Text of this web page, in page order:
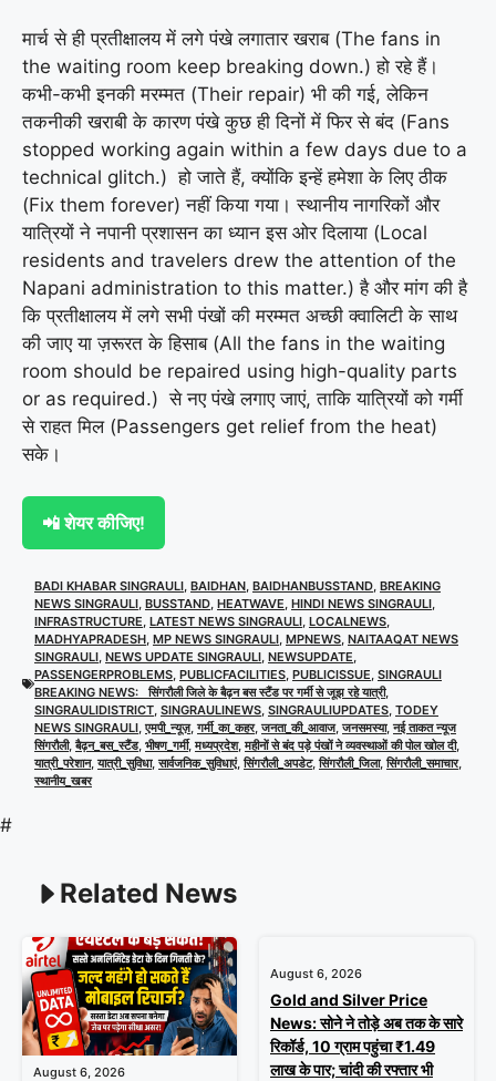
मार्च से ही प्रतीक्षालय में लगे पंखे लगातार खराब (The fans in
the waiting room keep breaking down.) हो रहे हैं।
कभी-कभी इनकी मरम्मत (Their repair) भी की गई, लेकिन
तकनीकी खराबी के कारण पंखे कुछ ही दिनों में फिर से बंद (Fans
stopped working again within a few days due to a
technical glitch.) हो जाते हैं, क्योंकि इन्हें हमेशा के लिए ठीक
(Fix them forever) नहीं किया गया। स्थानीय नागरिकों और
यात्रियों ने नपानी प्रशासन का ध्यान इस ओर दिलाया (Local
residents and travelers drew the attention of the
Napani administration to this matter.) है और मांग की है
कि प्रतीक्षालय में लगे सभी पंखों की मरम्मत अच्छी क्वालिटी के साथ
की जाए या ज़रूरत के हिसाब (All the fans in the waiting
room should be repaired using high-quality parts
or as required.) से नए पंखे लगाए जाएं, ताकि यात्रियों को गर्मी
से राहत मिल (Passengers get relief from the heat)
सके।
📲 शेयर कीजिए!
BADI KHABAR SINGRAULI, BAIDHAN, BAIDHANBUSSTAND, BREAKING
NEWS SINGRAULI, BUSSTAND, HEATWAVE, HINDI NEWS SINGRAULI,
INFRASTRUCTURE, LATEST NEWS SINGRAULI, LOCALNEWS,
MADHYAPRADESH, MP NEWS SINGRAULI, MPNEWS, NAITAAQAT NEWS
SINGRAULI, NEWS UPDATE SINGRAULI, NEWSUPDATE,
PASSENGERPROBLEMS, PUBLICFACILITIES, PUBLICISSUE, SINGRAULI
BREAKING NEWS: सिंगरौली जिले के बैढ़न बस स्टैंड पर गर्मी से जूझ रहे यात्री,
SINGRAULIDISTRICT, SINGRAULINEWS, SINGRAULIUPDATES, TODEY
NEWS SINGRAULI,एमपी_न्यूज़,गर्मी_का_कहर,जनता_की_आवाज,जनसमस्या,नई ताकत न्यूज
सिंगरौली,बैढ़न_बस_स्टैंड, भीषण_गर्मी,मध्यप्रदेश,महीनों से बंद पड़े पंखों ने व्यवस्थाओं की पोल खोल दी,
यात्री_परेशान,यात्री_सुविधा,सार्वजनिक_सुविधाएं,सिंगरौली_अपडेट,सिंगरौली_जिला,सिंगरौली_समाचार,
स्थानीय_खबर
#
Related News
August 6, 2026
August 6, 2026
Gold and Silver Price
News: सोने ने तोड़े अब तक के सारे
रिकॉर्ड, 10 ग्राम पहुंचा ₹1.49
लाख के पार; चांदी की रफ्तार भी